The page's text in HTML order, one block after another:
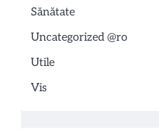
Sănătate
Uncategorized @ro
Utile
Vis